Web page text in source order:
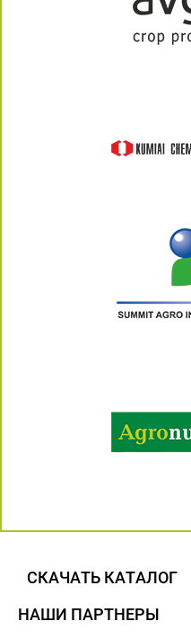
СКАЧАТЬ КАТАЛОГ
НАШИ ПАРТНЕРЫ